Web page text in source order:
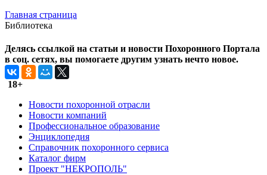
Главная страница
Библиотека
Делясь ссылкой на статьи и новости Похоронного Портала
в соц. сетях, вы помогаете другим узнать нечто новое.
18+
Новости похоронной отрасли
Новости компаний
Профессиональное образование
Энциклопедия
Справочник похоронного сервиса
Каталог фирм
Проект "НЕКРОПОЛЬ"